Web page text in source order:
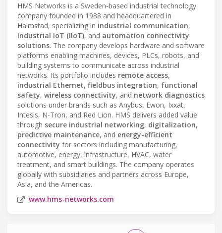
HMS Networks is a Sweden-based industrial technology
company founded in 1988 and headquartered in
Halmstad, specializing in industrial communication,
Industrial IoT (IIoT), and automation connectivity
solutions. The company develops hardware and software
platforms enabling machines, devices, PLCs, robots, and
building systems to communicate across industrial
networks. Its portfolio includes remote access,
industrial Ethernet, fieldbus integration, functional
safety, wireless connectivity, and network diagnostics
solutions under brands such as Anybus, Ewon, Ixxat,
Intesis, N-Tron, and Red Lion. HMS delivers added value
through secure industrial networking, digitalization,
predictive maintenance, and energy-efficient
connectivity for sectors including manufacturing,
automotive, energy, infrastructure, HVAC, water
treatment, and smart buildings. The company operates
globally with subsidiaries and partners across Europe,
Asia, and the Americas.
www.hms-networks.com